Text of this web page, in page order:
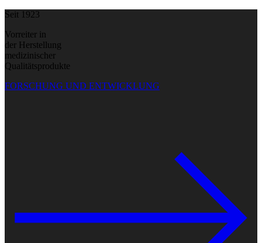
Seit 1923
Vorreiter in
der Herstellung
medizinischer
Qualitätsprodukte
FORSCHUNG UND ENTWICKLUNG